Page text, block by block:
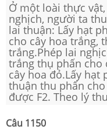
Ở một loài thực
nghịch, người ta
lai thuận: Lấy hạt
cho cây hoa trắng,
trắng.Phép lai
trắng thụ phấn cho
cây hoa đỏ.Lấy hạt
thuận thu phấn
được F2. Theo lý
Câu 1150